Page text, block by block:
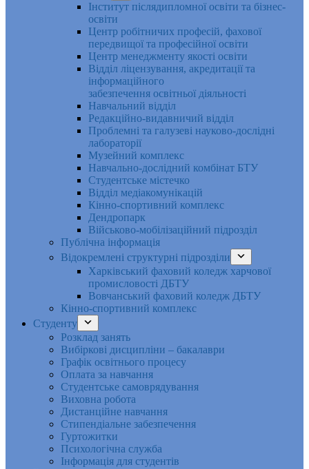
Інститут післядипломної освіти та бізнес-
освіти
Центр робітничих професій, фахової
передвищої та професійної освіти
Центр менеджменту якості освіти
Відділ ліцензування, акредитації та
інформаційного
забезпечення освітньої діяльності
Навчальний відділ
Редакційно-видавничий відділ
Проблемні та галузеві науково-дослідні
лабораторії
Музейний комплекс
Навчально-дослідний комбінат БТУ
Студентське містечко
Відділ медіакомунікацій
Кінно-спортивний комплекс
Дендропарк
Військово-мобілізаційний підрозділ
Публічна інформація
Відокремлені структурні підрозділи
Харківський фаховий коледж харчової
промисловості ДБТУ
Вовчанський фаховий коледж ДБТУ
Кінно-спортивний комплекс
Студенту
Розклад занять
Вибіркові дисципліни – бакалаври
Графік освітнього процесу
Оплата за навчання
Студентське самоврядування
Виховна робота
Дистанційне навчання
Стипендіальне забезпечення
Гуртожитки
Психологічна служба
Інформація для студентів